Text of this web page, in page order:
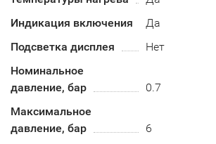
Индикация включения
Да
Подсветка дисплея
Нет
Номинальное
давление, бар
0.7
Максимальное
давление, бар
6